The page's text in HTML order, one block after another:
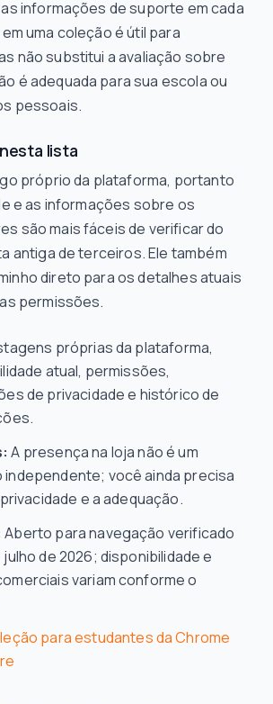
informações de suporte em cada
uma coleção é útil para
não substitui a avaliação sobre
é adequada para sua escola ou
pessoais.
lista
próprio da plataforma, portanto
e as informações sobre os
são mais fáceis de verificar do
antiga de terceiros. Ele também
direto para os detalhes atuais
permissões.
próprias da plataforma,
atual, permissões,
de privacidade e histórico de
A presença na loja não é um
independente; você ainda precisa
e a adequação.
Aberto para navegação verificado
julho de 2026; disponibilidade e
variam conforme o
para estudantes da Chrome